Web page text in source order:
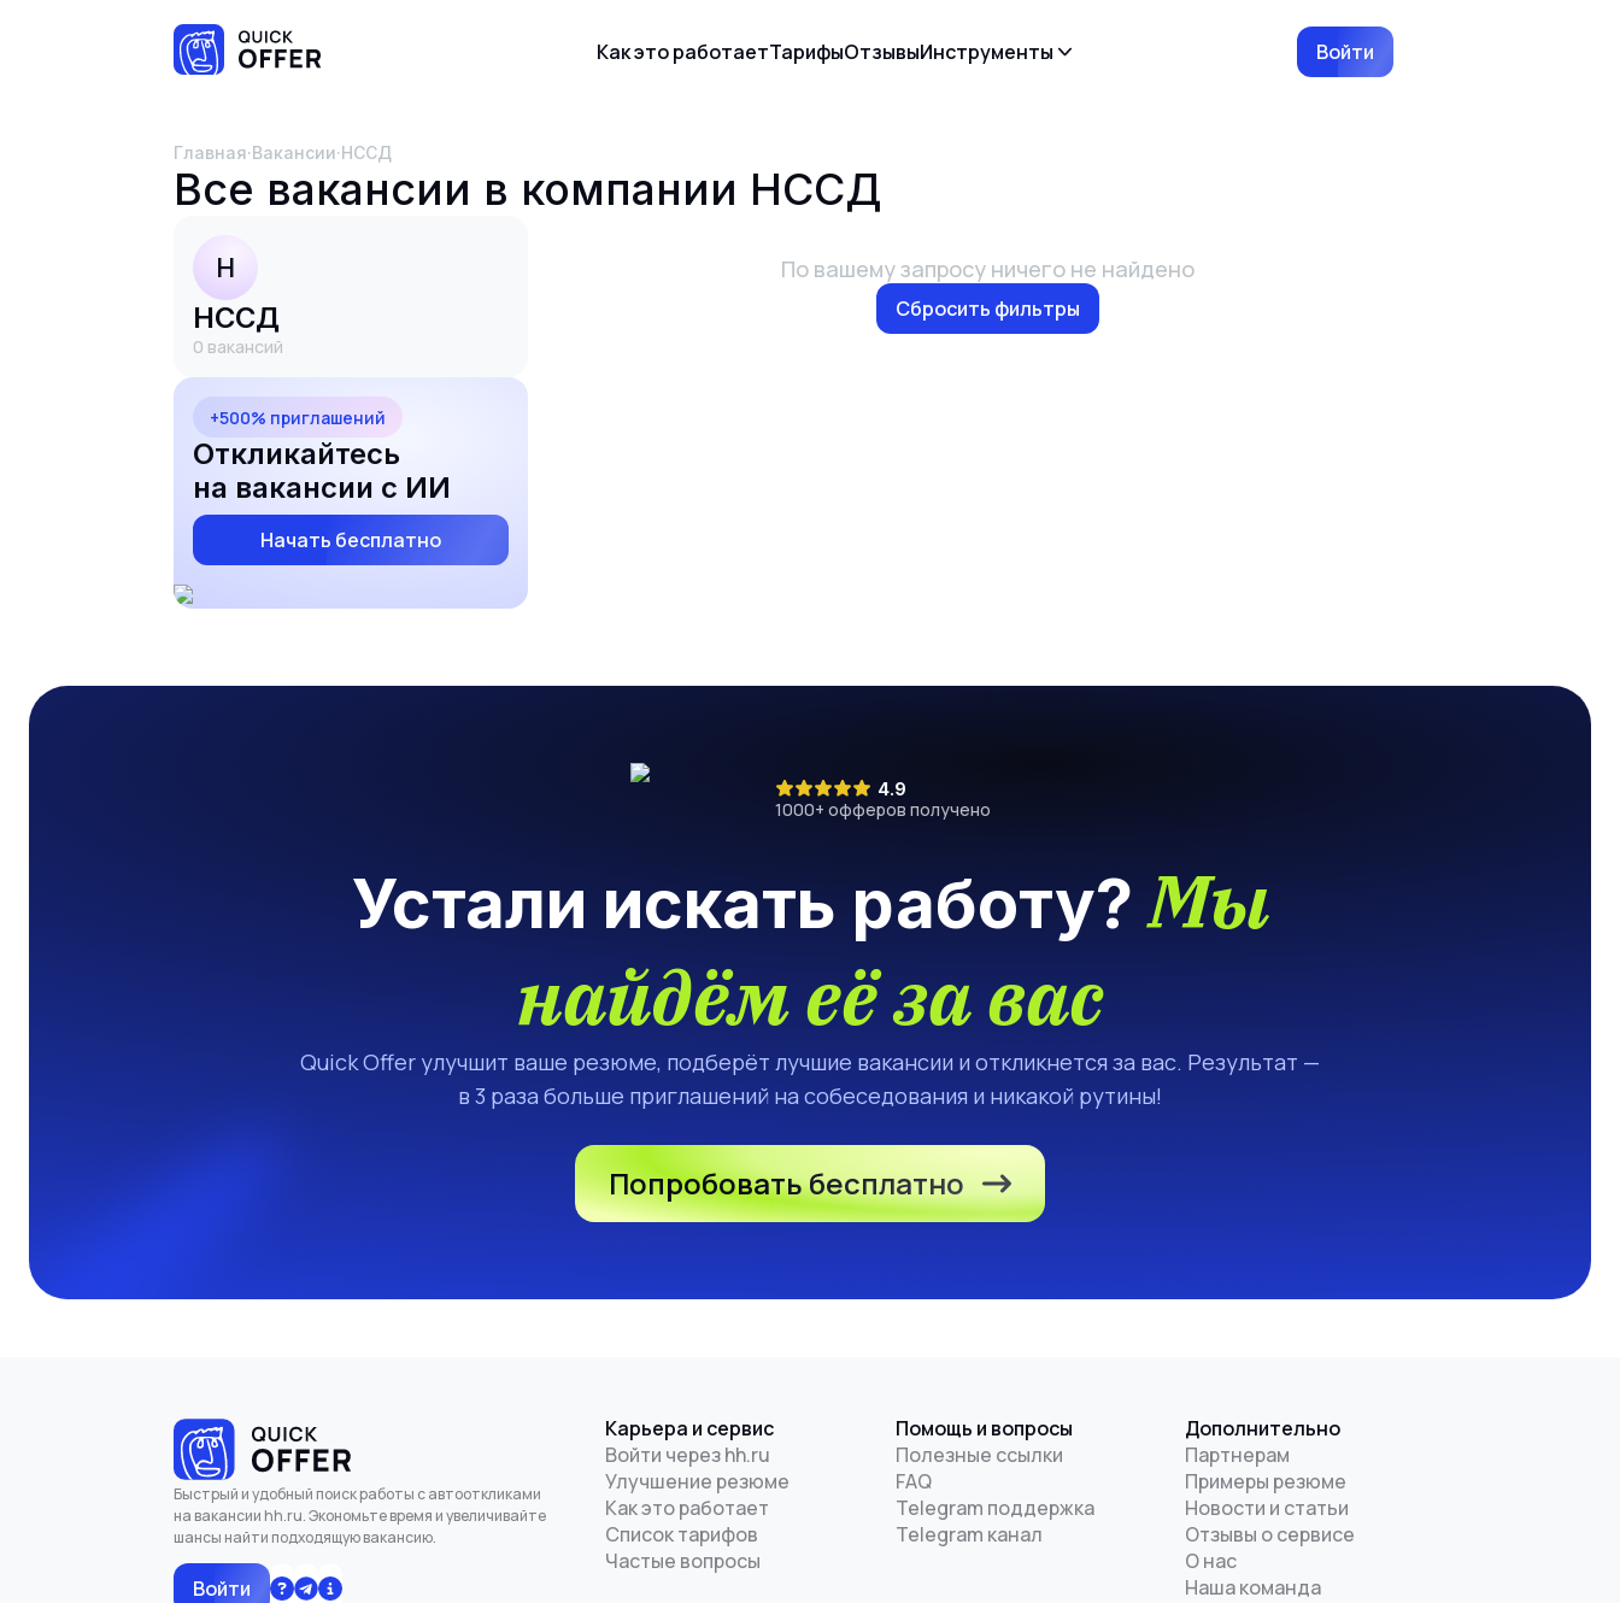
Как это работаетТарифыОтзывыИнструменты Войти
Главная·Вакансии· НССД
Все вакансии в компании НССД
Н
НССД
0 вакансий
+500% приглашений
Откликайтесь
на вакансии с ИИ
Начать бесплатно
По вашему запросу ничего не найдено
Сбросить фильтры
4.9
1000+ офферов получено
Устали искать работу?Мы
найдём её за вас
Quick Offer улучшит ваше резюме, подберёт лучшие вакансии и откликнется за вас. Результат —
в 3 раза больше приглашений на собеседования и никакой рутины!
Попробовать бесплатно
Быстрый и удобный поиск работы с автооткликами
на вакансии hh.ru. Экономьте время и увеличивайте
шансы найти подходящую вакансию.
Войти
Карьера и сервис
Войти через hh.ru
Улучшение резюме
Как это работает
Список тарифов
Частые вопросы
Помощь и вопросы
Полезные ссылки
FAQ
Telegram поддержка
Telegram канал
Дополнительно
Партнерам
Примеры резюме
Новости и статьи
Отзывы о сервисе
О нас
Наша команда